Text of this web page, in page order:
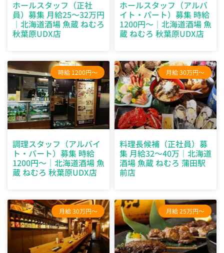
ホールスタッフ（正社
員）募集 月給25～32万円
｜北海道酒場 魚蔵 ねむろ
秋葉原UDX店
ホールスタッフ（アルバ
イト・パート）募集 時給
1200円～｜北海道酒場 魚
蔵 ねむろ 秋葉原UDX店
時給 1200円～
調理スタッフ（アルバイ
ト・パート）募集 時給
1200円～｜北海道酒場 魚
蔵 ねむろ 秋葉原UDX店
月給 30万円～
料理長候補（正社員）募
集 月給32～40万｜北海道
酒場 魚蔵 ねむろ 蒲田駅
前店
月給 30万円～ 月給 25万円～